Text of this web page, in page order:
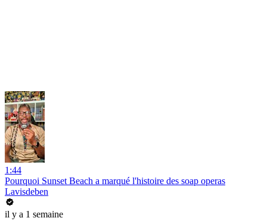
1:44
Pourquoi Sunset Beach a marqué l'histoire des soap operas
Lavisdeben
il y a 1 semaine